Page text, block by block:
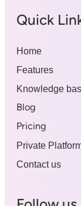
Quick
Home
Features
Knowledge
Blog
Pricing
Private
Contact us